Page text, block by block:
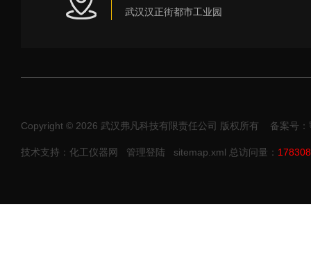
武汉汉正街都市工业园
Copyright © 2026 武汉弗凡科技有限责任公司 版权所有 备案号
技术支持：化工仪器网 管理登陆 sitemap.xml 总访问量： 178308